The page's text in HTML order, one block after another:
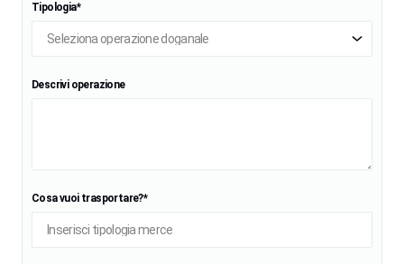
Tipologia*
Descrivi operazione
Cosa vuoi trasportare?*